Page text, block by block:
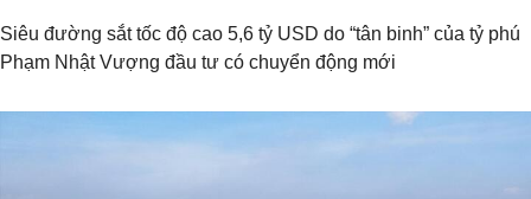
Siêu đường sắt tốc độ cao 5,6 tỷ USD do “tân binh” của tỷ phú
Phạm Nhật Vượng đầu tư có chuyển động mới